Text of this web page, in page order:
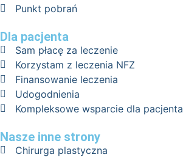
Punkt pobrań
Dla pacjenta
Sam płacę za leczenie
Korzystam z leczenia NFZ
Finansowanie leczenia
Udogodnienia
Kompleksowe wsparcie dla pacjenta
Nasze inne strony
Chirurga plastyczna